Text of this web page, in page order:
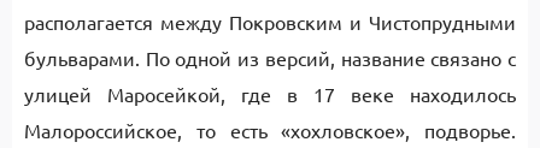
располагается между Покровским и Чистопрудными
бульварами. По одной из версий, название связано с
улицей Маросейкой, где в 17 веке находилось
Малороссийское, то есть «хохловское», подворье.